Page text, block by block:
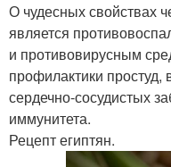
О чудесных свойствах
является
и противовирусным
профилактики
сердечно-сосудистых
иммунитета.
Рецепт египтян.